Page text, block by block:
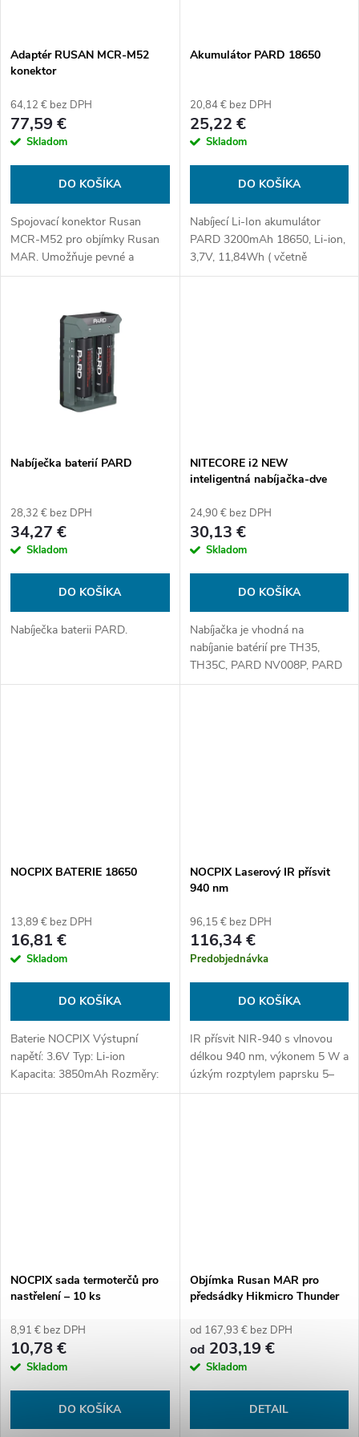
e
p
r
d
u
s
p
r
o
d
u
k
Adaptér RUSAN MCR-M52
konektor
64,12 € bez DPH
77,59 €
Skladom
DO KOŠÍKA
Spojovací konektor Rusan
MCR-M52 pro objímky Rusan
MAR. Umožňuje pevné a
přesné propojení
modulárním adaptérovým
systémem Rusan.
Akumulátor PARD 18650
20,84 € bez DPH
25,22 €
Skladom
DO KOŠÍKA
Nabíjecí Li-Ion akumulátor
PARD 3200mAh 18650, Li-ion,
3,7V, 11,84Wh ( včetně
ochranného obvodu).
Nabíječka baterií PARD
28,32 € bez DPH
34,27 €
Skladom
DO KOŠÍKA
Nabíječka baterii PARD.
NITECORE i2 NEW
inteligentná nabíjačka-dve
Ion, Ni-MH, Ni-Cd, 12/230V
24,90 € bez DPH
30,13 €
Skladom
DO KOŠÍKA
Nabíjačka je vhodná na
nabíjanie batérií pre TH35,
TH35C, PARD NV008P, PARD
NV007A, PARD NV019 Li-ion
NOCPIX BATERIE 18650
13,89 € bez DPH
16,81 €
Skladom
DO KOŠÍKA
Baterie NOCPIX Výstupní
napětí: 3.6V Typ: Li-ion
Kapacita: 3850mAh Rozměry:
19x19x71mm Váha: 50g.
NOCPIX Laserový IR přísvit
940 nm
96,15 € bez DPH
116,34 €
Predobjednávka
DO KOŠÍKA
IR přísvit NIR-940 s vlnovou
délkou 940 nm, výkonem 5 W a
úzkým rozptylem paprsku 5–
10°. Nabízí krytí IP67, napájení
NOCPIX sada termoterčů pro
nastřelení – 10 ks
8,91 € bez DPH
10,78 €
Skladom
DO KOŠÍKA
Objímka Rusan MAR pro
předsádky Hikmicro Thunder
od 167,93 € bez DPH
od 203,19 €
Skladom
DETAIL